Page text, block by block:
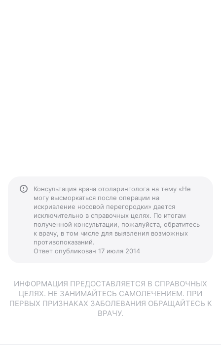
Консультация врача отоларинголога на тему «Не
могу высморкаться после операции на
искривление носовой перегородки» дается
исключительно в справочных целях. По итогам
полученной консультации, пожалуйста, обратитесь
к врачу, в том числе для выявления возможных
противопоказаний.
Ответ опубликован 17 июля 2014
ИНФОРМАЦИЯ ПРЕДОСТАВЛЯЕТСЯ В СПРАВОЧНЫХ
ЦЕЛЯХ. НЕ ЗАНИМАЙТЕСЬ САМОЛЕЧЕНИЕМ. ПРИ
ПЕРВЫХ ПРИЗНАКАХ ЗАБОЛЕВАНИЯ ОБРАЩАЙТЕСЬ К
ВРАЧУ.